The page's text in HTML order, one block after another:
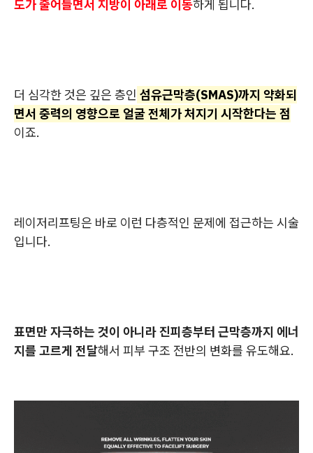
도가 줄어들면서 지방이 아래로 이동하게 됩니다.
더 심각한 것은 깊은 층인 섬유근막층(SMAS)까지 약화되
면서 중력의 영향으로 얼굴 전체가 처지기 시작한다는 점
이죠.
레이저리프팅은 바로 이런 다층적인 문제에 접근하는 시술
입니다.
표면만 자극하는 것이 아니라 진피층부터 근막층까지 에너
지를 고르게 전달해서 피부 구조 전반의 변화를 유도해요.